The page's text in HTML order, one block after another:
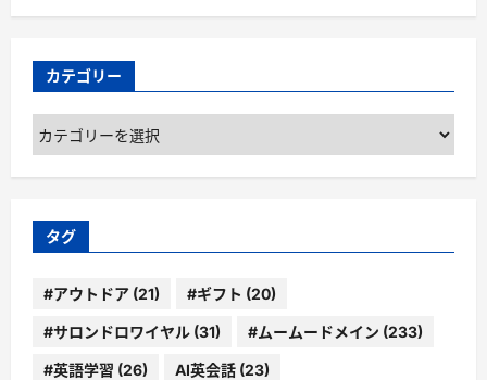
カテゴリー
カ
テ
ゴ
ー
タグ
#アウトドア (21) #ギフト (20)
#サロンドロワイヤル (31) #ムームードメイン (233)
#英語学習 (26) AI英会話 (23)